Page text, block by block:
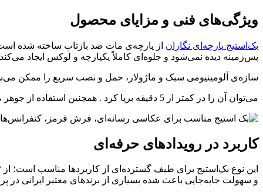
ویژگی‌های فنی و مزایای محصول
بک‌استیج پارچه‌ای نگاران از پارچه‌ی مات ضد بازتاب ساخته شده
پس‌زمینه دیده نمی‌شود و جلوه‌ای کاملاً یکپارچه و لوکس ایجاد
سازه‌ی آلومینیومی سبک و ماژولار، حمل و نصب سریع را ممکن
می‌توان آن را در کمتر از 5 دقیقه برپا کرد . همچنین استفاده از جوهر مقاوم در برابر آفتاب، باعث ماندگاری رنگ‌ها در استفاده‌های طولانی‌مدت شده است
کاربرد در رویدادهای حرفه‌ای
این نوع بک‌استیج برای طیف گسترده‌ای از کاربردها مناسب است؛
و سهولت جابه‌جایی باعث شده بسیاری از برندهای معتبر ایرانی در